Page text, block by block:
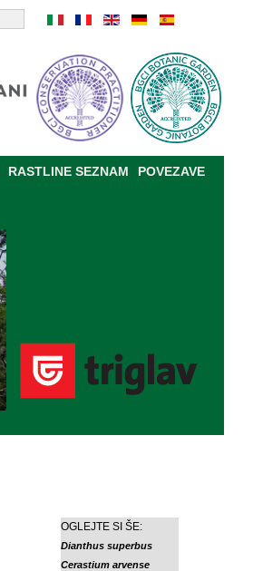
RASTLINE SEZNAM
POVEZAVE
OGLEJTE SI ŠE:
Dianthus superbus
Cerastium arvense